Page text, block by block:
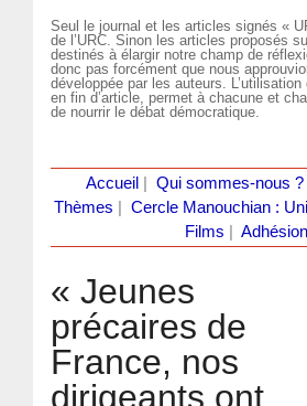
Seul le journal et les articles signés «
de l’URC. Sinon les articles proposés
destinés à élargir notre champ de
donc pas forcément que nous
développée par les auteurs.
en fin d’article, permet à chacune et
de nourrir le débat démocratique.
Accueil Qui sommes-nous ?
Thèmes
Cercle Manouchian :
Films
Adhésion
« Jeunes
précaires de
France, nos
dirigeants ont